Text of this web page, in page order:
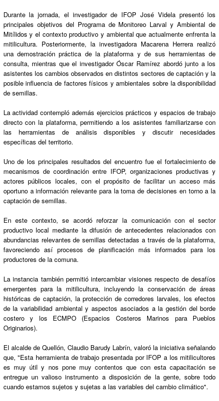
Durante la jornada, el investigador de IFOP José Videla presentó los
principales objetivos del Programa de Monitoreo Larval y Ambiental de
Mitílidos y el contexto productivo y ambiental que actualmente enfrenta la
mitilicultura. Posteriormente, la investigadora Macarena Herrera realizó
una demostración práctica de la plataforma y de sus herramientas de
consulta, mientras que el investigador Óscar Ramírez abordó junto a los
asistentes los cambios observados en distintos sectores de captación y la
posible influencia de factores físicos y ambientales sobre la disponibilidad
de semillas.
La actividad contempló además ejercicios prácticos y espacios de trabajo
directo con la plataforma, permitiendo a los asistentes familiarizarse con
las herramientas de análisis disponibles y discutir necesidades
específicas del territorio.
Uno de los principales resultados del encuentro fue el fortalecimiento de
mecanismos de coordinación entre IFOP, organizaciones productivas y
actores públicos locales, con el propósito de facilitar un acceso más
oportuno a información relevante para la toma de decisiones en torno a la
captación de semillas.
En este contexto, se acordó reforzar la comunicación con el sector
productivo local mediante la difusión de antecedentes relacionados con
abundancias relevantes de semillas detectadas a través de la plataforma,
favoreciendo así procesos de planificación más informados para los
productores de la comuna.
La instancia también permitió intercambiar visiones respecto de desafíos
emergentes para la mitilicultura, incluyendo la conservación de áreas
históricas de captación, la protección de corredores larvales, los efectos
de la variabilidad ambiental y aspectos asociados a la gestión del borde
costero y los ECMPO (Espacios Costeros Marinos para Pueblos
Originarios).
El alcalde de Quellón, Claudio Barudy Labrín, valoró la iniciativa señalando
que, "Esta herramienta de trabajo presentada por IFOP a los mitilicultores
es muy útil y nos pone muy contentos que con esta capacitación se
entregue un valioso instrumento a disposición de la gente, sobre todo
cuando estamos sujetos y sujetas a las variables del cambio climático".